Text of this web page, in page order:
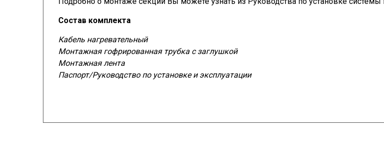
Состав комплекта
Кабель нагревательный
Монтажная гофрированная трубка с заглушкой
Монтажная лента
Паспорт/Руководствопо установке и эксплуатации